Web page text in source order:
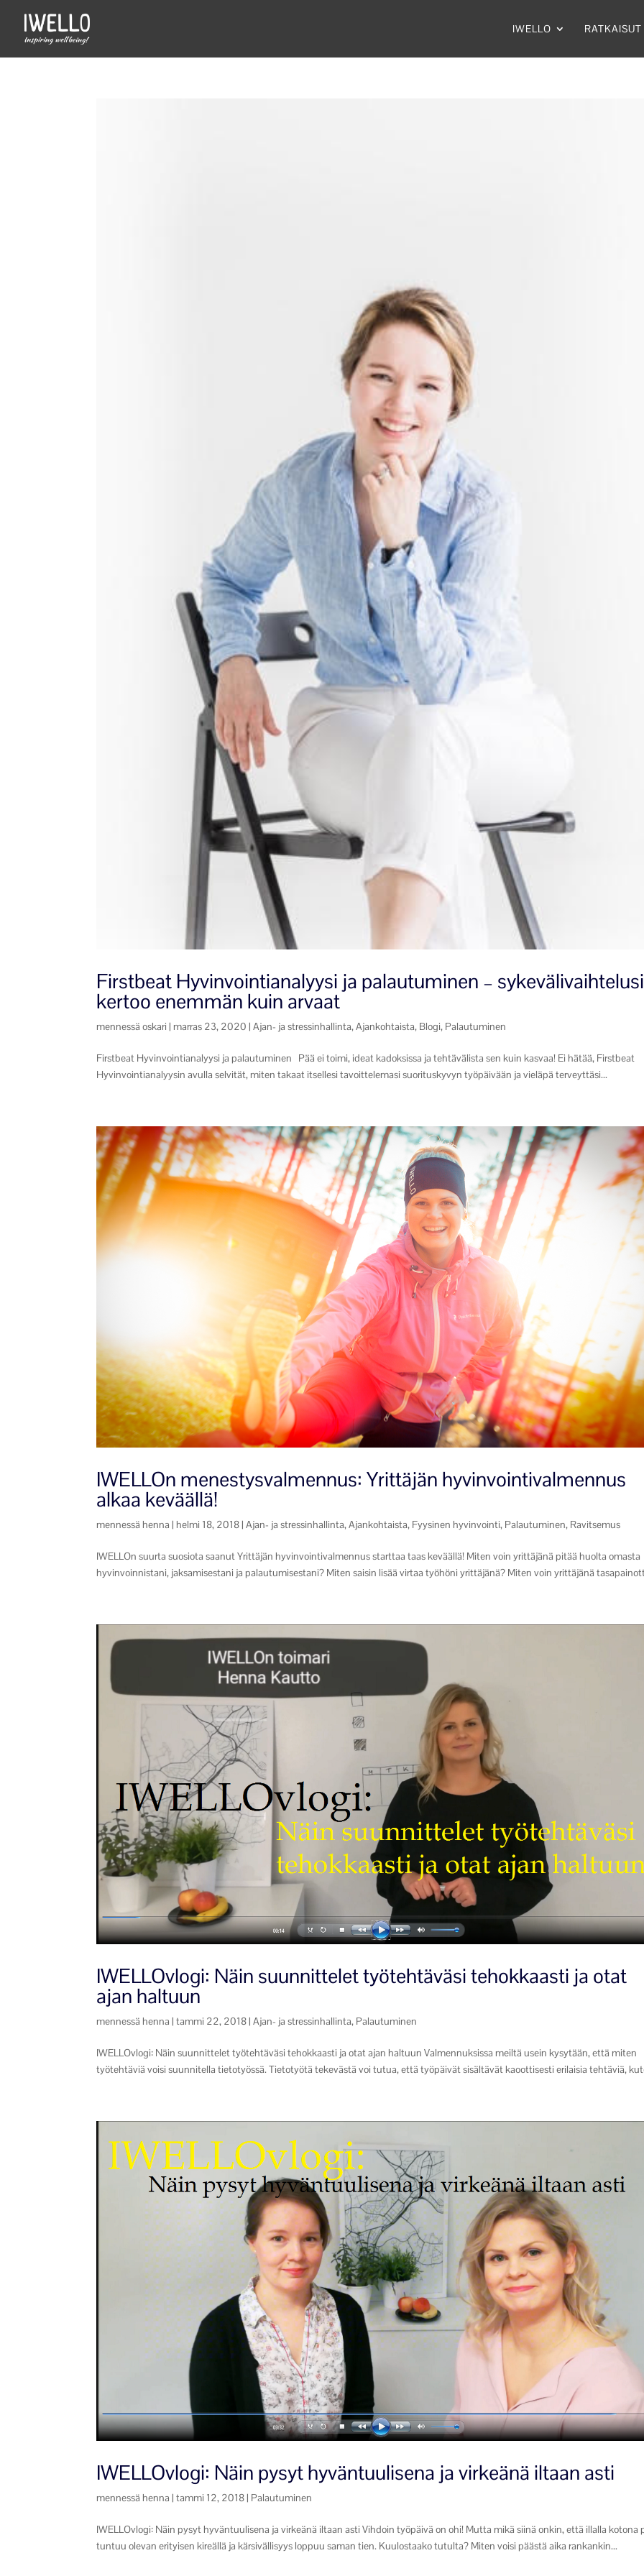
IWELLO RATKAISUT
Firstbeat Hyvinvointianalyysi ja palautuminen – sykevälivaihtelusi
kertoo enemmän kuin arvaat
mennessäoskari | marras 23, 2020 |Ajan- ja stressinhallinta,Ajankohtaista, Blogi, Palautuminen
Firstbeat Hyvinvointianalyysi ja palautuminen Pää ei toimi, ideat kadoksissa ja tehtävälista sen kuin kasvaa! Ei hätää, Firstbeat
Hyvinvointianalyysin avulla selvität, miten takaat itsellesi tavoittelemasi suorituskyvyn työpäivään ja vieläpä terveyttäsi...
IWELLOn menestysvalmennus: Yrittäjän hyvinvointivalmennus
alkaa keväällä!
mennessä henna | helmi 18, 2018|Ajan- ja stressinhallinta,Ajankohtaista, Fyysinen hyvinvointi, Palautuminen, Ravitsemus
IWELLOn suurta suosiota saanut Yrittäjän hyvinvointivalmennus starttaa taas keväällä! Miten voin yrittäjänä pitää huolta omasta
hyvinvoinnistani, jaksamisestani ja palautumisestani? Miten saisin lisää virtaa työhöni yrittäjänä? Miten voin yrittäjänä
IWELLOvlogi: Näin suunnittelet työtehtäväsi tehokkaasti ja otat
ajan haltuun
mennessä henna |tammi 22, 2018|Ajan- ja stressinhallinta, Palautuminen
IWELLOvlogi: Näin suunnittelet työtehtäväsi tehokkaasti ja otat ajan haltuun Valmennuksissa meiltä usein kysytään, että miten
työtehtäviä voisi suunnitella tietotyössä. Tietotyötä tekevästä voi tutua, että työpäivät sisältävät kaoottisesti erilaisia tehtäviä,
IWELLOvlogi: Näin pysyt hyväntuulisena ja virkeänä iltaan asti
mennessä henna |tammi 12, 2018| Palautuminen
IWELLOvlogi: Näin pysyt hyväntuulisena ja virkeänä iltaan asti Vihdoin työpäivä on ohi! Mutta mikä siinä onkin, että illalla kotona
tuntuu olevan erityisen kireällä ja kärsivällisyys loppuu saman tien. Kuulostaako tutulta? Miten voisi päästä aika rankankin...